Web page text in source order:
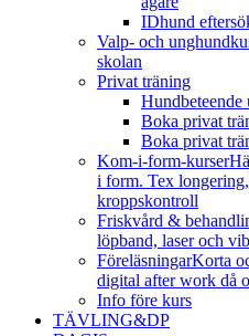
IDhund
Valp- och
skolan
Privat träning
Hundbeteende
Boka privat
Boka privat
Kom-i-form-kurser
i form. Tex
kroppskontroll
Friskvård &
löpband, laser och
FöreläsningarKorta
digital after work då
Info före kurs
TÄVLING&DP